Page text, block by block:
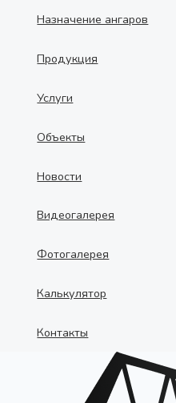
Назначение ангаров
Продукция
Услуги
Объекты
Новости
Видеогалерея
Фотогалерея
Калькулятор
Контакты